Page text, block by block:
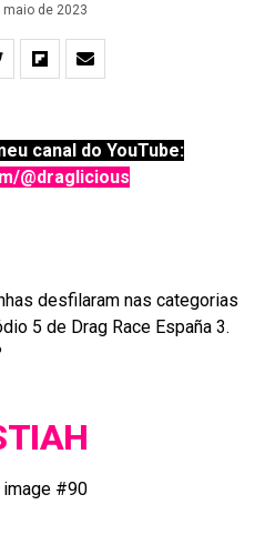
maio de 2023
canal do YouTube:
@draglicious
desfilaram nas categorias
5 de Drag Race España 3.